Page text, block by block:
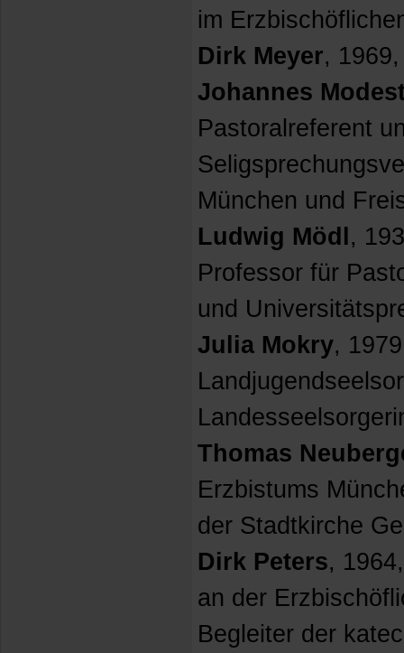
im
Dirk Meyer,
Johannes
Pastoralreferent
München und
Ludwig Mödl ,
Professor für
und
Julia Mokry,
Thomas
Erzbistums
der Stadtkirche
Dirk Peters,
an der
Begleiter der